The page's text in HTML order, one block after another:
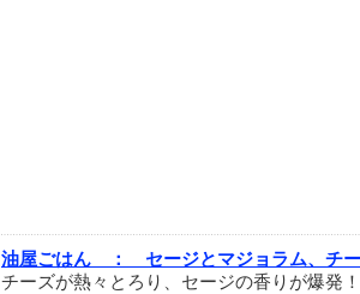
油屋ごはん ：
セージとマジョラム、チ
チーズが熱々とろり、セージの香りが爆発！